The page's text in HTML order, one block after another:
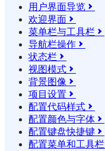
用户界面导览 
欢迎界面 
菜单栏与工具栏 
导航栏操作 
状态栏 
视图模式 
背景图像 
项目设置 
配置代码样式 
配置颜色与字体 
配置键盘快捷键 
配置菜单和工具栏